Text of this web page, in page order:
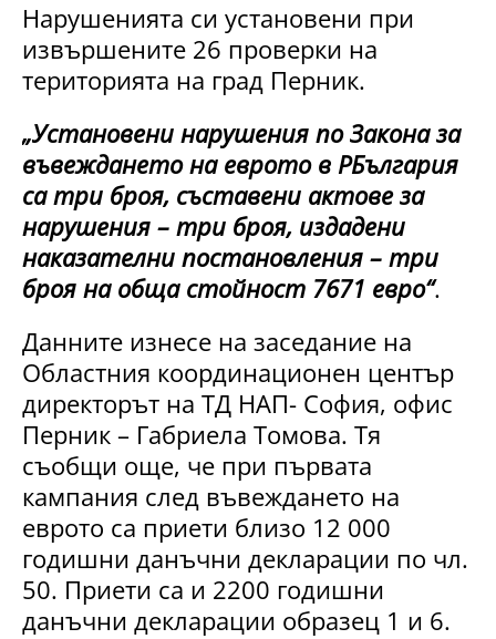
Нарушенията си установени при
извършените 26 проверки на
територията на град Перник.
„Установени нарушения по Закона за
въвеждането на еврото в РБългария
са три броя, съставени актове за
нарушения – три броя, издадени
наказателни постановления – три
броя на обща стойност 7671 евро“.
Данните изнесе на заседание на
Областния координационен център
директорът на ТД НАП- София, офис
Перник – Габриела Томова. Тя
съобщи още, че при първата
кампания след въвеждането на
еврото са приети близо 12 000
годишни данъчни декларации по чл.
50. Приети са и 2200 годишни
данъчни декларации образец 1 и 6.